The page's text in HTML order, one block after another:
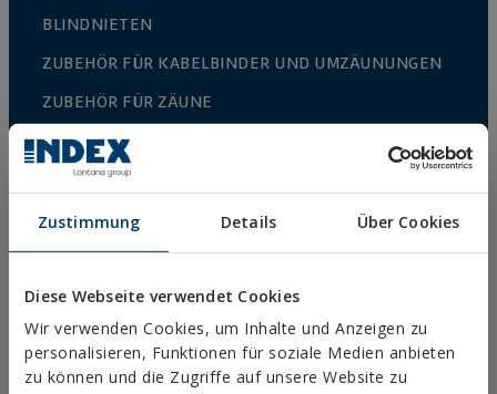
Zustimmung Details Über Cookies
Diese Webseite verwendet Cookies
Wir verwenden Cookies, um Inhalte und Anzeigen zu
personalisieren, Funktionen für soziale Medien anbieten
zu können und die Zugriffe auf unsere Website zu
BLINDNIETEN
ZUBEHÖR FÜR KABELBINDER UND UMZÄUNUNGEN
ZUBEHÖR FÜR ZÄUNE
GESCHÜTZTER ANBAU
ZÄUNE UND KÄFIGE
SCHNELLBAUSCHRAUBEN UND ZUBEHÖR
DIREKTMONTAGE
DACH-UND FASSADENSCHRAUBEN
BOHR-BLECH-UND PVC FENSTERBAUSCHRAUBEN
HOLZSCHRAUBEN